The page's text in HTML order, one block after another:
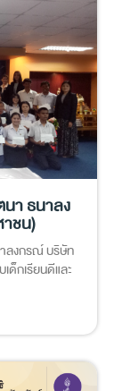
า ธนาลง
ชน)
ลงกรณ์ บริษัท
ด็กเรียนดีและ